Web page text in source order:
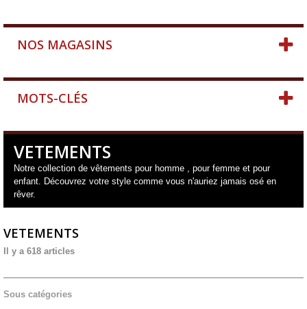
NOS MAGASINS
MOTS-CLÉS
VETEMENTS
Notre collection de vêtements pour homme , pour femme et pour
enfant. Découvrez votre style comme vous n'auriez jamais osé en
rêver.
VETEMENTS
Il y a 618 articles
Sous catégories